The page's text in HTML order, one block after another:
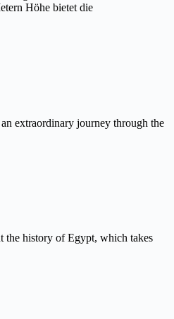
Höhe bietet die
extraordinary journey through the
the history of Egypt, which takes